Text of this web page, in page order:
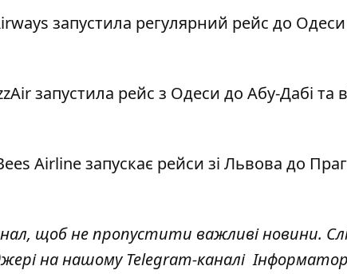
запустила регулярний рейс до
запустила рейс з Одеси до Абу-Дабі та
Airline запускає рейси зі Львова до
, щоб не пропустити важливі новини.
на нашому Telegram-каналі